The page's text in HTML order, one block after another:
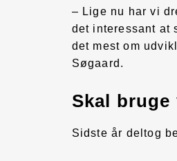
– Lige nu har vi
det interessant at
det mest om
Søgaard.
Skal
Sidste år deltog